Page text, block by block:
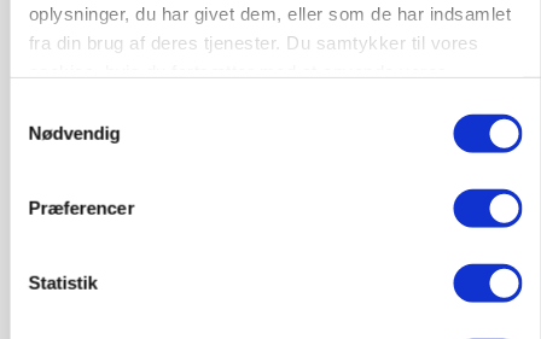
oplysninger, du har givet dem, eller som de har indsamlet
fra din brug af deres tjenester. Du samtykker til vores
Nødvendig
Præferencer
Statistik
KULTUR
Kvinderne går mest op i madspild, men smider